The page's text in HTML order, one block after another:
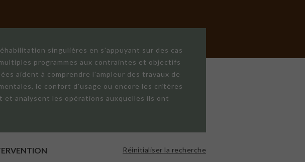
singulières en s'appuyant sur des cas
programmes aux contraintes et objectifs
aident à comprendre l'ampleur des travaux de
le confort d'usage ou encore les critères
analysent les opérations auxquelles ils ont
Réinitialiser la recherche